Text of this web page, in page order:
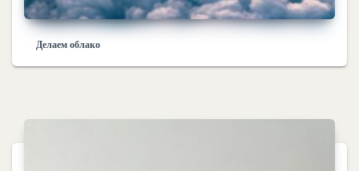
Делаем облако